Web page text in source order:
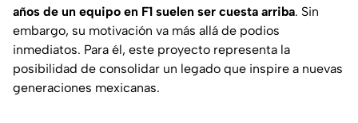
años de un equipo en F1 suelen ser cuesta arriba. Sin
embargo, su motivación va más allá de podios
inmediatos. Para él, este proyecto representa la
posibilidad de consolidar un legado que inspire a nuevas
generaciones mexicanas.